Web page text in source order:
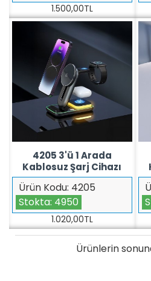
1.500,00TL
Ürün Kodu: 4205
Stokta: 4950
4205 3'ü 1 Arada
Kablosuz Şarj Cihazı
1.020,00TL
Ürünlerin